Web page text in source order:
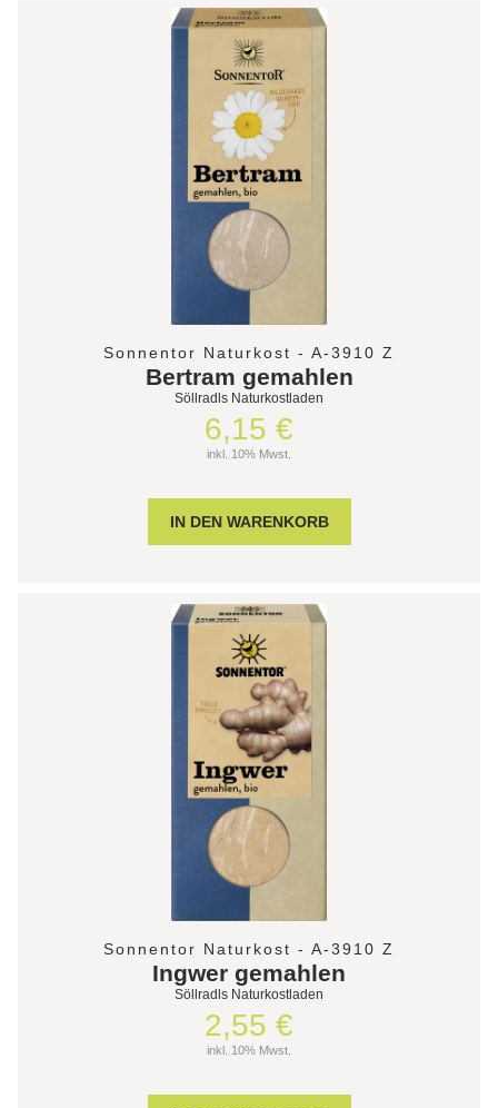
Sonnentor Naturkost - A-3910 Z
Bertram gemahlen
Söllradls Naturkostladen
6,15 €
inkl. 10% Mwst.
Sonnentor Naturkost - A-3910 Z
Ingwer gemahlen
Söllradls Naturkostladen
2,55 €
inkl. 10% Mwst.